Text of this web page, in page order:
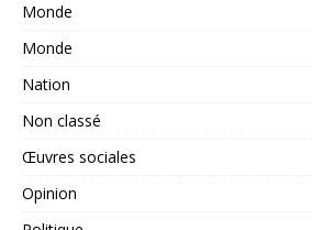
Monde
Monde
Nation
Non classé
Œuvres sociales
Opinion